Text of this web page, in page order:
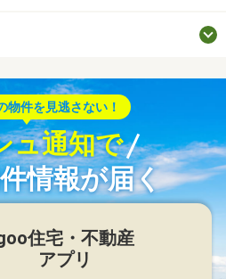
物件を見逃さない！
ュ通知で
情報が届く
住宅・不動産
アプリ